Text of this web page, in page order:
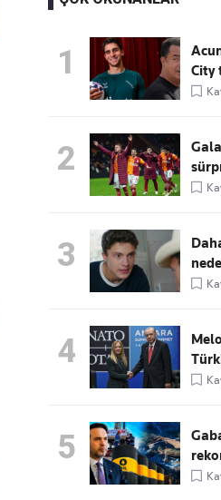
Ücretsiz üye
1
City
2
3
4
5